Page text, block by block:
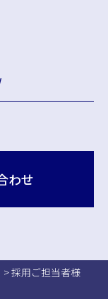
わせ
> 採用ご担当者様